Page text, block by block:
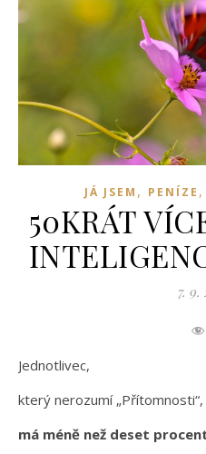
JÁ JSEM , PENÍZE ,
50KRÁT
7. 9.
Jednotlivec,
který nerozumí „Přítomnosti“,
má méně než deset